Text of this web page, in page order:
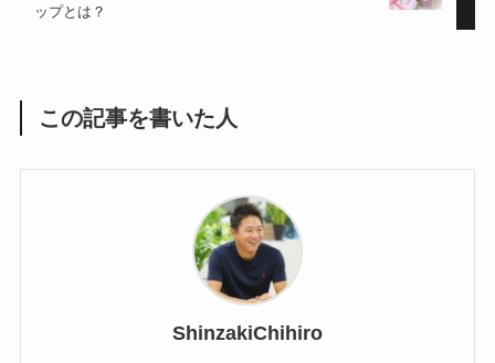
ップとは？
この記事を書いた人
ShinzakiChihiro